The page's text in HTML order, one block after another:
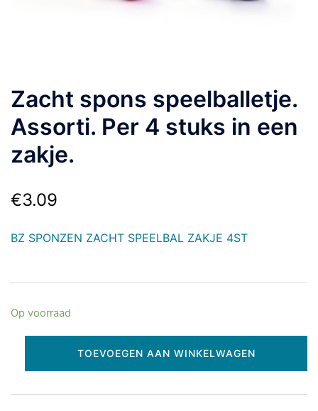
Zacht spons speelballetje.
Assorti. Per 4 stuks in een
zakje.
€3.09
BZ SPONZEN ZACHT SPEELBAL ZAKJE 4ST
Op voorraad
TOEVOEGEN AAN WINKELWAGEN